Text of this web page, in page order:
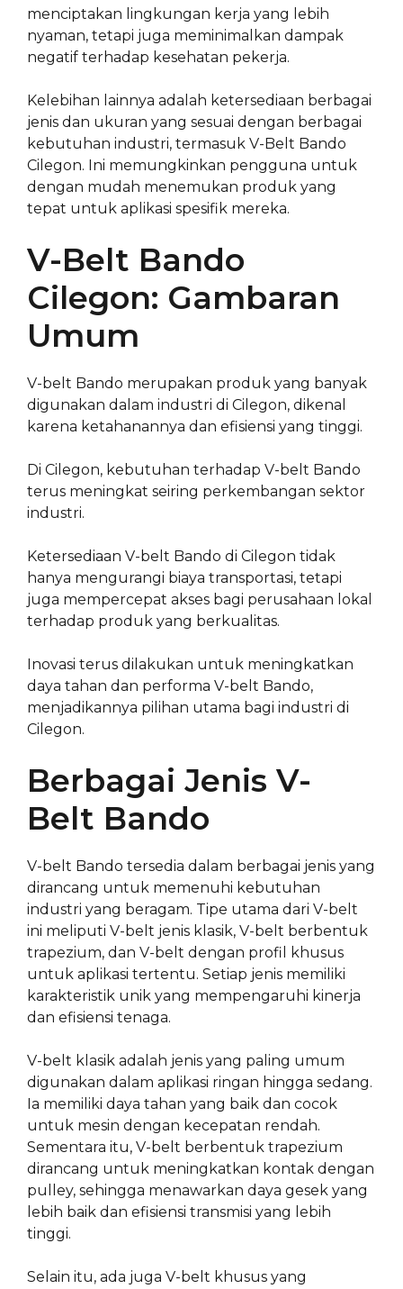
menciptakan lingkungan kerja yang lebih
nyaman, tetapi juga meminimalkan dampak
negatif terhadap kesehatan pekerja.
Kelebihan lainnya adalah ketersediaan berbagai
jenis dan ukuran yang sesuai dengan berbagai
kebutuhan industri, termasuk V-Belt Bando
Cilegon. Ini memungkinkan pengguna untuk
dengan mudah menemukan produk yang
tepat untuk aplikasi spesifik mereka.
V-Belt Bando
Cilegon: Gambaran
Umum
V-belt Bando merupakan produk yang banyak
digunakan dalam industri di Cilegon, dikenal
karena ketahanannya dan efisiensi yang tinggi.
Di Cilegon, kebutuhan terhadap V-belt Bando
terus meningkat seiring perkembangan sektor
industri.
Ketersediaan V-belt Bando di Cilegon tidak
hanya mengurangi biaya transportasi, tetapi
juga mempercepat akses bagi perusahaan lokal
terhadap produk yang berkualitas.
Inovasi terus dilakukan untuk meningkatkan
daya tahan dan performa V-belt Bando,
menjadikannya pilihan utama bagi industri di
Cilegon.
Berbagai Jenis V-
Belt Bando
V-belt Bando tersedia dalam berbagai jenis yang
dirancang untuk memenuhi kebutuhan
industri yang beragam. Tipe utama dari V-belt
ini meliputi V-belt jenis klasik, V-belt berbentuk
trapezium, dan V-belt dengan profil khusus
untuk aplikasi tertentu. Setiap jenis memiliki
karakteristik unik yang mempengaruhi kinerja
dan efisiensi tenaga.
V-belt klasik adalah jenis yang paling umum
digunakan dalam aplikasi ringan hingga sedang.
Ia memiliki daya tahan yang baik dan cocok
untuk mesin dengan kecepatan rendah.
Sementara itu, V-belt berbentuk trapezium
dirancang untuk meningkatkan kontak dengan
pulley, sehingga menawarkan daya gesek yang
lebih baik dan efisiensi transmisi yang lebih
tinggi.
Selain itu, ada juga V-belt khusus yang